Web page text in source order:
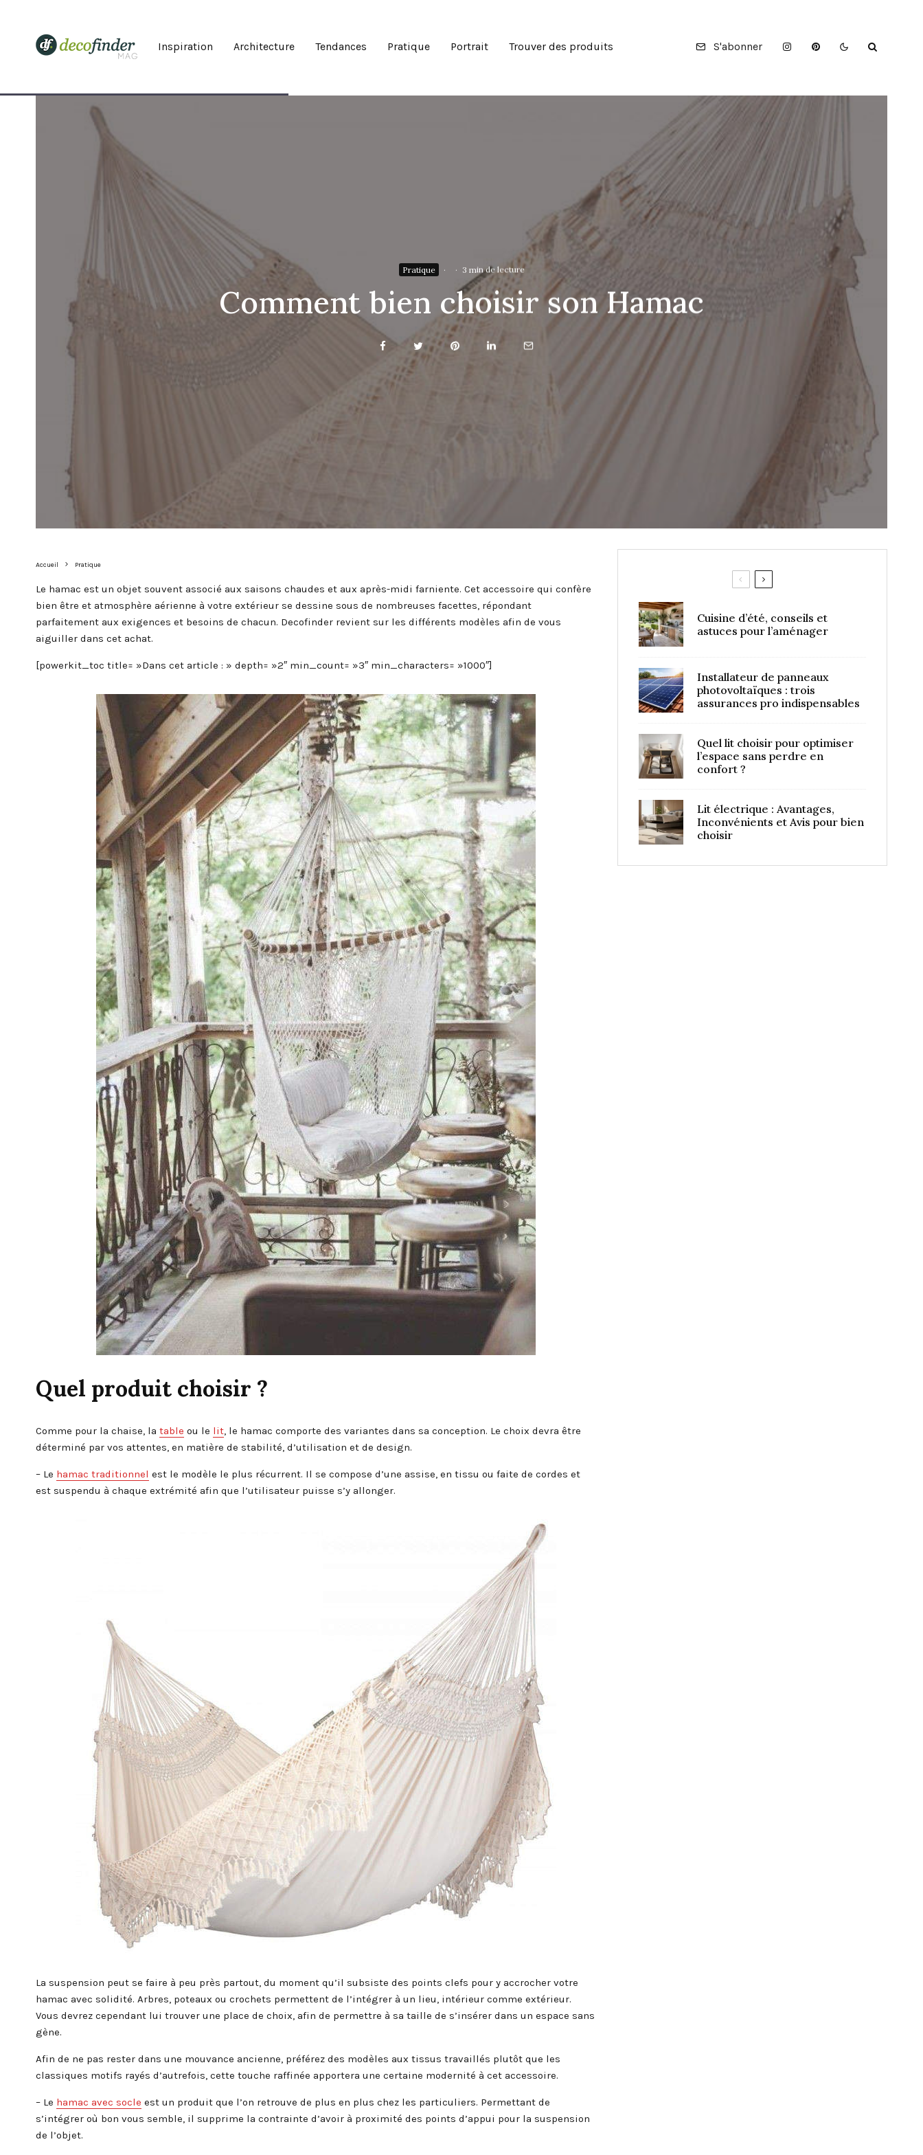
Inspiration Architecture Tendances Pratique Portrait Trouver des produits S'abonner
Pratique · · 3 min de lecture
Comment bien choisir son Hamac
Accueil Pratique
Le hamac est un objet souvent associé aux saisons chaudes et aux après-midi farniente. Cet accessoire qui confère
bien être et atmosphère aérienne à votre extérieur se dessine sous de nombreuses facettes, répondant
parfaitement aux exigences et besoins de chacun. Decofinder revient sur les différents modèles afin de vous
aiguiller dans cet achat.
[powerkit_toc title= »Dans cet article : » depth= »2″ min_count= »3″ min_characters= »1000″]
Quel produit choisir ?
Comme pour la chaise, la table ou le lit, le hamac comporte des variantes dans sa conception. Le choix devra être
déterminé par vos attentes, en matière de stabilité, d’utilisation et de design.
– Le hamac traditionnel est le modèle le plus récurrent. Il se compose d’une assise, en tissu ou faite de cordes et
est suspendu à chaque extrémité afin que l’utilisateur puisse s’y allonger.
La suspension peut se faire à peu près partout, du moment qu’il subsiste des points clefs pour y accrocher votre
hamac avec solidité. Arbres, poteaux ou crochets permettent de l’intégrer à un lieu, intérieur comme extérieur.
Vous devrez cependant lui trouver une place de choix, afin de permettre à sa taille de s’insérer dans un espace sans
gène.
Afin de ne pas rester dans une mouvance ancienne, préférez des modèles aux tissus travaillés plutôt que les
classiques motifs rayés d’autrefois, cette touche raffinée apportera une certaine modernité à cet accessoire.
– Le hamac avec socle est un produit que l’on retrouve de plus en plus chez les particuliers. Permettant de
s’intégrer où bon vous semble, il supprime la contrainte d’avoir à proximité des points d’appui pour la suspension
de l’objet.
Cuisine d’été, conseils et
astuces pour l’aménager
Installateur de panneaux
photovoltaïques : trois
assurances pro indispensables
Quel lit choisir pour optimiser
l’espace sans perdre en
confort ?
Lit électrique : Avantages,
Inconvénients et Avis pour bien
choisir